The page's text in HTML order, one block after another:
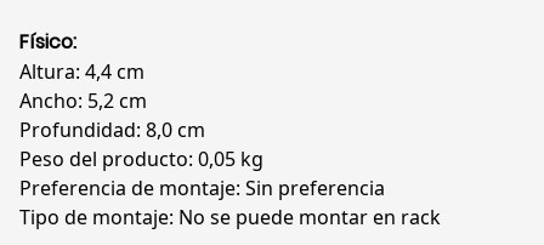
Físico:
Altura: 4,4 cm
Ancho: 5,2 cm
Profundidad: 8,0 cm
Peso del producto: 0,05 kg
Preferencia de montaje: Sin preferencia
Tipo de montaje: No se puede montar en rack